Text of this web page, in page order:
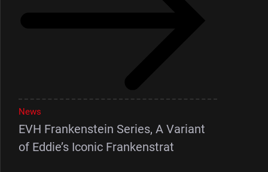
News
EVH Frankenstein Series, A Variant
of Eddie’s Iconic Frankenstrat